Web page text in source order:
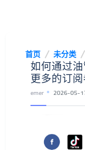
首页 未分类
如何通过
更多的订
emer 2026-05-